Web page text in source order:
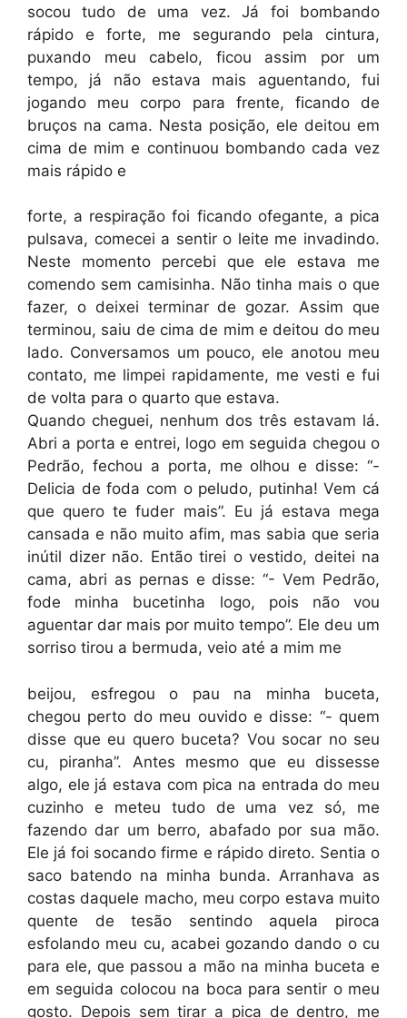
socou tudo de uma vez. Já foi bombando
rápido e forte, me segurando pela cintura,
puxando meu cabelo, ficou assim por um
tempo, já não estava mais aguentando, fui
jogando meu corpo para frente, ficando de
bruços na cama. Nesta posição, ele deitou em
cima de mim e continuou bombando cada vez
mais rápido e
forte, a respiração foi ficando ofegante, a pica
pulsava, comecei a sentir o leite me invadindo.
Neste momento percebi que ele estava me
comendo sem camisinha. Não tinha mais o que
fazer, o deixei terminar de gozar. Assim que
terminou, saiu de cima de mim e deitou do meu
lado. Conversamos um pouco, ele anotou meu
contato, me limpei rapidamente, me vesti e fui
de volta para o quarto que estava.
Quando cheguei, nenhum dos três estavam lá.
Abri a porta e entrei, logo em seguida chegou o
Pedrão, fechou a porta, me olhou e disse: “-
Delicia de foda com o peludo, putinha! Vem cá
que quero te fuder mais”. Eu já estava mega
cansada e não muito afim, mas sabia que seria
inútil dizer não. Então tirei o vestido, deitei na
cama, abri as pernas e disse: “- Vem Pedrão,
fode minha bucetinha logo, pois não vou
aguentar dar mais por muito tempo”. Ele deu um
sorriso tirou a bermuda, veio até a mim me
beijou, esfregou o pau na minha buceta,
chegou perto do meu ouvido e disse: “- quem
disse que eu quero buceta? Vou socar no seu
cu, piranha”. Antes mesmo que eu dissesse
algo, ele já estava com pica na entrada do meu
cuzinho e meteu tudo de uma vez só, me
fazendo dar um berro, abafado por sua mão.
Ele já foi socando firme e rápido direto. Sentia o
saco batendo na minha bunda. Arranhava as
costas daquele macho, meu corpo estava muito
quente de tesão sentindo aquela piroca
esfolando meu cu, acabei gozando dando o cu
para ele, que passou a mão na minha buceta e
em seguida colocou na boca para sentir o meu
gosto. Depois sem tirar a pica de dentro, me